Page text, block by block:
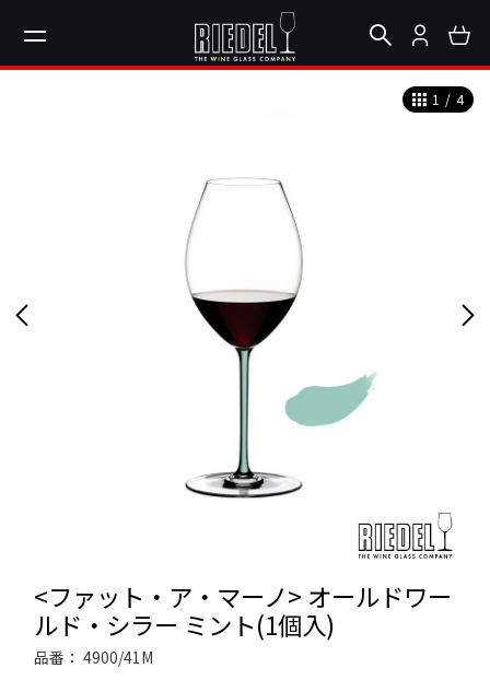
1 / 4
<ファット・ア・マーノ> オールドワー
ルド・シラー ミント(1個入)
品番：4900/41M